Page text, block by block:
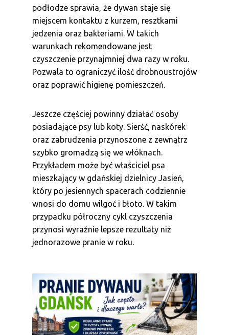
podłodze sprawia, że dywan staje się
miejscem kontaktu z kurzem, resztkami
jedzenia oraz bakteriami. W takich
warunkach rekomendowane jest
czyszczenie przynajmniej dwa razy w roku.
Pozwala to ograniczyć ilość drobnoustrojów
oraz poprawić higienę pomieszczeń.
Jeszcze częściej powinny działać osoby
posiadające psy lub koty. Sierść, naskórek
oraz zabrudzenia przynoszone z zewnątrz
szybko gromadzą się we włóknach.
Przykładem może być właściciel psa
mieszkający w gdańskiej dzielnicy Jasień,
który po jesiennych spacerach codziennie
wnosi do domu wilgoć i błoto. W takim
przypadku półroczny cykl czyszczenia
przynosi wyraźnie lepsze rezultaty niż
jednorazowe pranie w roku.